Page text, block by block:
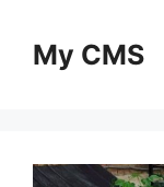
contentMy CMS